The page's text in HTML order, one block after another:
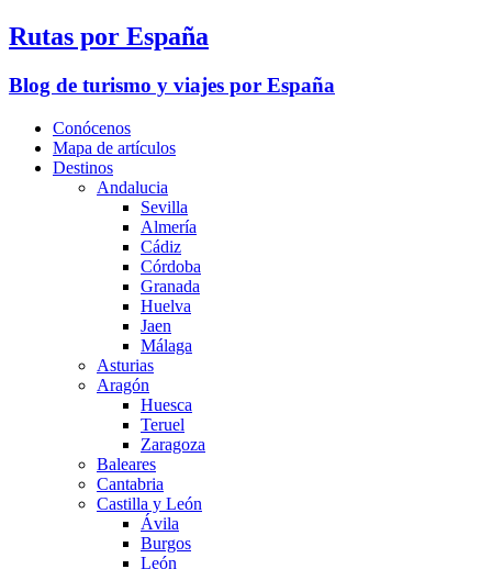
Rutas por España
Blog de turismo y viajes por España
Conócenos
Mapa de artículos
Destinos
Andalucia
Sevilla
Almería
Cádiz
Córdoba
Granada
Huelva
Jaen
Málaga
Asturias
Aragón
Huesca
Teruel
Zaragoza
Baleares
Cantabria
Castilla y León
Ávila
Burgos
León